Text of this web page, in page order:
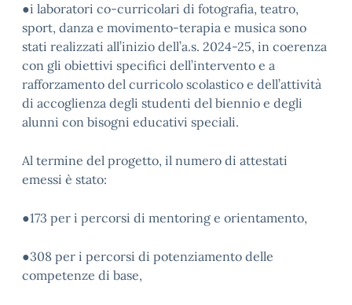
●i laboratori co-curricolari di fotografia, teatro,
sport, danza e movimento-terapia e musica sono
stati realizzati all’inizio dell’a.s. 2024-25, in coerenza
con gli obiettivi specifici dell’intervento e a
rafforzamento del curricolo scolastico e dell’attività
di accoglienza degli studenti del biennio e degli
alunni con bisogni educativi speciali.
Al termine del progetto, il numero di attestati
emessi è stato:
●173 per i percorsi di mentoring e orientamento,
●308 per i percorsi di potenziamento delle
competenze di base,